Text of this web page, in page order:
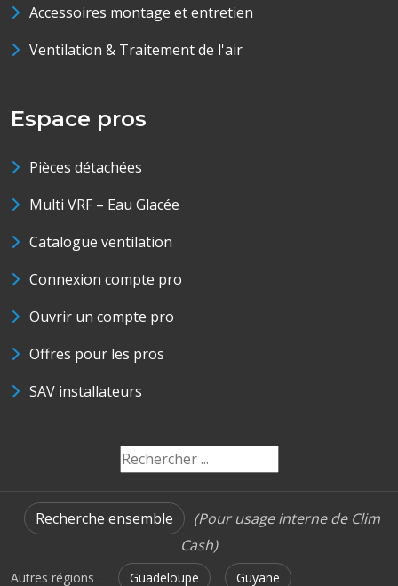
Accessoires montage et entretien
Ventilation & Traitement de l'air
Espace pros
Pièces détachées
Multi VRF – Eau Glacée
Catalogue ventilation
Connexion compte pro
Ouvrir un compte pro
Offres pour les pros
SAV installateurs
Recherche ensemble
(Pour usage interne de Clim
Cash)
Autres régions : Guadeloupe Guyane